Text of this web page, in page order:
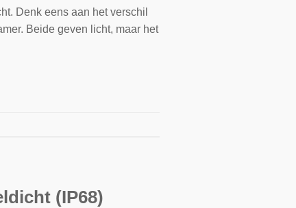
Denk eens aan het verschil
Beide geven licht, maar het
(IP68)